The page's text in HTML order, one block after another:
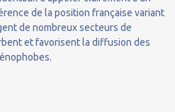
de la position française variant
de nombreux secteurs de
et favorisent la diffusion des